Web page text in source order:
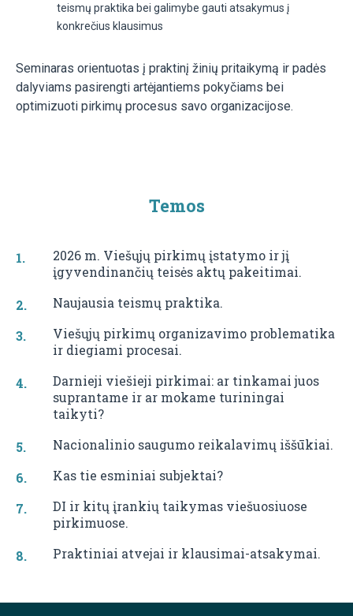
teismų praktika bei galimybe gauti atsakymus į
konkrečius klausimus
Seminaras orientuotas į praktinį žinių pritaikymą ir padės
dalyviams pasirengti artėjantiems pokyčiams bei
optimizuoti pirkimų procesus savo organizacijose.
Temos
2026 m. Viešųjų pirkimų įstatymo ir jį
įgyvendinančių teisės aktų pakeitimai.
Naujausia teismų praktika.
Viešųjų pirkimų organizavimo problematika
ir diegiami procesai.
Darnieji viešieji pirkimai: ar tinkamai juos
suprantame ir ar mokame turiningai
taikyti?
Nacionalinio saugumo reikalavimų iššūkiai.
Kas tie esminiai subjektai?
DI ir kitų įrankių taikymas viešuosiuose
pirkimuose.
Praktiniai atvejai ir klausimai-atsakymai.